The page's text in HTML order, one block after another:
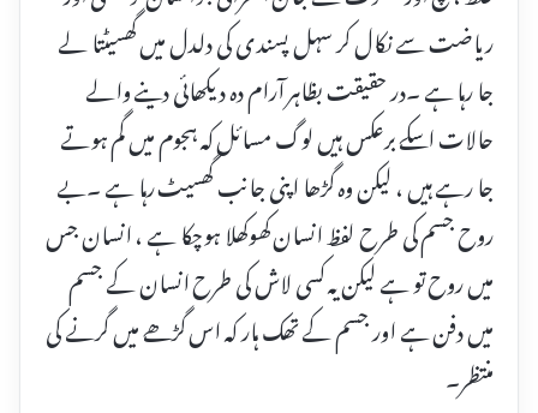
ریاضت سے نکال کر سہل پسند ی کی دلدل میں گھسیٹتا لے
جا رہا ہے ۔در حقیقت بظاہر آرام دہ دیکھائی دینے والے
حالات اسکے برعکس ہیں لوگ مسائل کہ ہجوم میں گم ہوتے
جا رہے ہیں ، لیکن وہ گڑھا اپنی جانب گھسیٹ رہا ہے ۔بے
روح جسم کی طرح لفظ انسان کھوکھلا ہوچکا ہے ، انسان جس
میں روح تو ہے لیکن یہ کسی لاش کی طرح انسان کے جسم
میں دفن ہے اور جسم کے تھک ہار کہ اس گڑھے میں گرنے کی
منتظر۔